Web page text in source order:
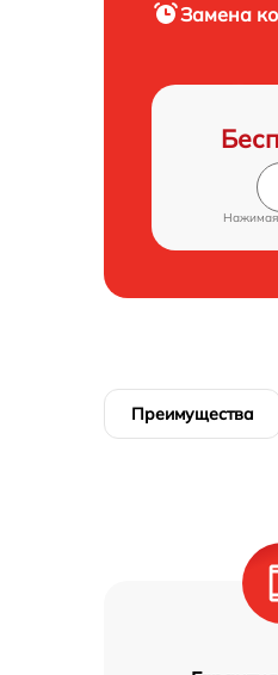
Замена
Нажимая
Преимущества